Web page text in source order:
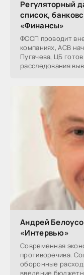
Регуляторный
список,
«Финансы»
ФССП проводит
компаниях, АСВ
Пугачева, ЦБ
расследования
Андрей
«Интервью»
Современная
противоречива.
оборонные
введение